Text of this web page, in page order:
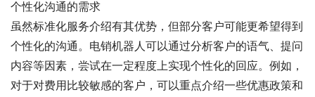
个性化沟通的需求
虽然标准化服务介绍有其优势，但部分客户可能更希望得到
个性化的沟通。电销机器人可以通过分析客户的语气、提问
内容等因素，尝试在一定程度上实现个性化的回应。例如，
对于对费用比较敏感的客户，可以重点介绍一些优惠政策和